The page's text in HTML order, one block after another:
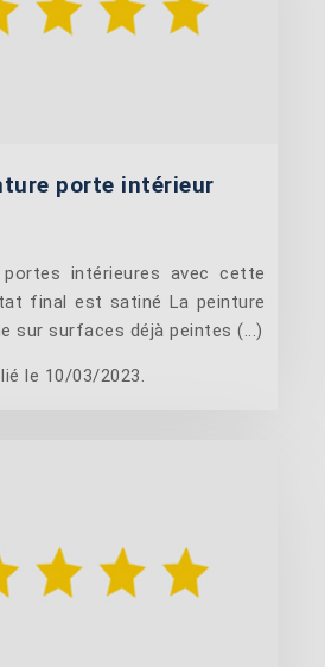
porte intérieur
portes intérieures avec cette
final est satiné La peinture
sur surfaces déjà peintes (...)
le 10/03/2023.